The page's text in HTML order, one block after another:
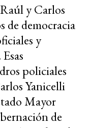
y Carlos
de democracia
y
policiales
Yanicelli
Mayor
de